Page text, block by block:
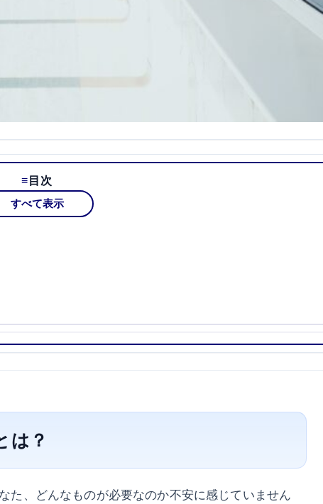
目次
すべて表示
は？
た、どんなものが必要なのか不安に感じていません